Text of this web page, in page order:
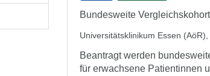
Bundesweite
Universitätsklinikum Essen
Beantragt werden
für erwachsene Patientinnen